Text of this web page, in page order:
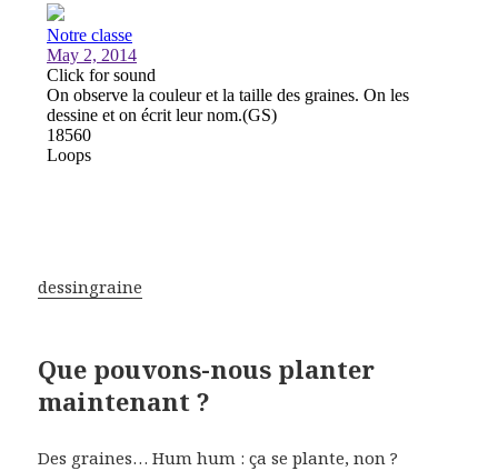
dessingraine
Que pouvons-nous planter
maintenant ?
Des graines… Hum hum : ça se plante, non ?